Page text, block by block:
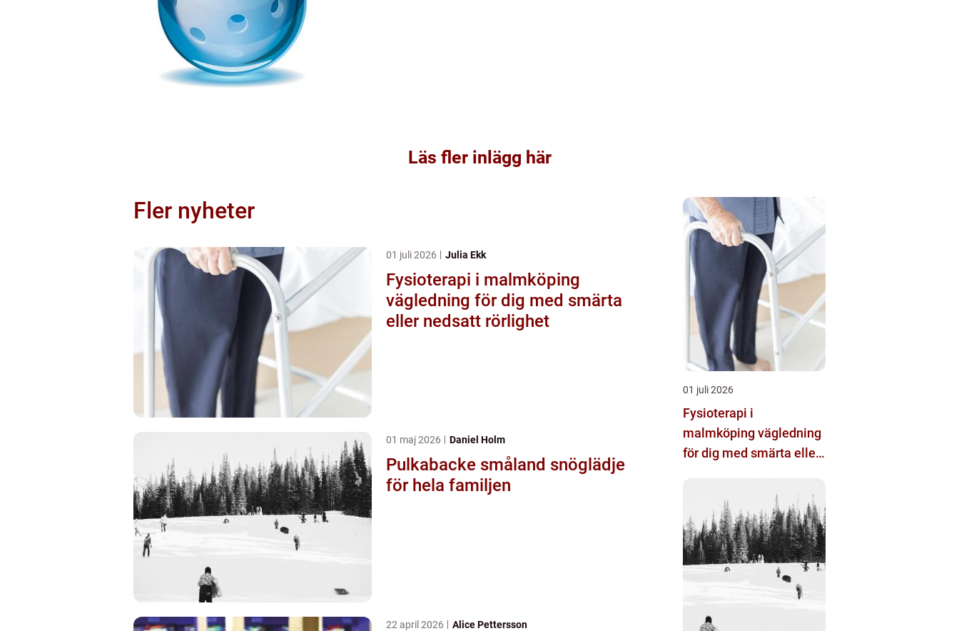
Läs fler inlägg här
Fler nyheter
01 juli 2026 Julia Ekk
Fysioterapi i malmköping
vägledning för dig med smärta
eller nedsatt rörlighet
01 maj 2026 Daniel Holm
Pulkabacke småland snöglädje
för hela familjen
22 april 2026 Alice Pettersson
01 juli 2026
Fysioterapi i
malmköping vägledning
för dig med smärta eller